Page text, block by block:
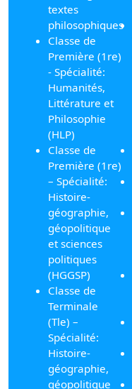
textes
philosophiques
Classe de
Première (1re)
- Spécialité:
Humanités,
Littérature et
Philosophie
(HLP)
Classe de
Première (1re)
– Spécialité:
Histoire-
géographie,
géopolitique
et sciences
politiques
(HGGSP)
Classe de
Terminale
(Tle) –
Spécialité:
Histoire-
géographie,
géopolitique